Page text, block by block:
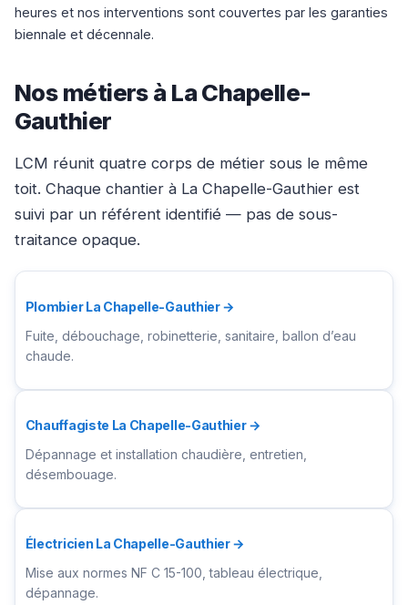
heures et nos interventions sont couvertes par les garanties
biennale et décennale.
Nos métiers à La Chapelle-
Gauthier
LCM réunit quatre corps de métier sous le même
toit. Chaque chantier à La Chapelle-Gauthier est
suivi par un référent identifié — pas de sous-
traitance opaque.
Plombier La Chapelle-Gauthier →
Fuite, débouchage, robinetterie, sanitaire, ballon d’eau
chaude.
Chauffagiste La Chapelle-Gauthier →
Dépannage et installation chaudière, entretien,
désembouage.
Électricien La Chapelle-Gauthier →
Mise aux normes NF C 15-100, tableau électrique,
dépannage.